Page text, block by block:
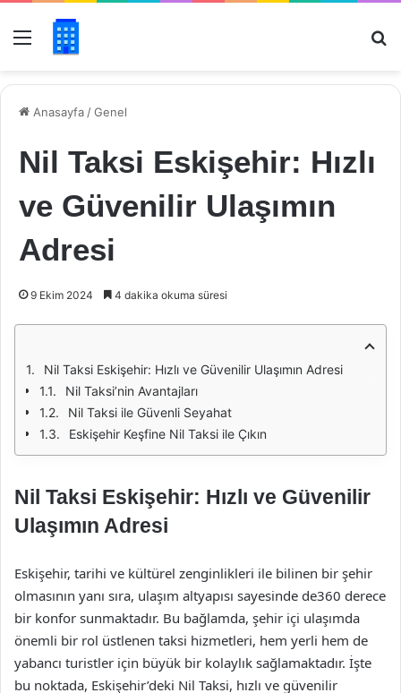
Menü
Anasayfa /Genel
Nil Taksi Eskişehir: Hızlı
ve Güvenilir Ulaşımın
Adresi
9 Ekim 2024 4 dakika okuma süresi
Nil Taksi Eskişehir: Hızlı ve Güvenilir Ulaşımın Adresi
Nil Taksi’nin Avantajları
Nil Taksi ile Güvenli Seyahat
Eskişehir Keşfine Nil Taksi ile Çıkın
Nil Taksi Eskişehir: Hızlı ve Güvenilir
Ulaşımın Adresi
Eskişehir, tarihi ve kültürel zenginlikleri ile bilinen bir şehir
olmasının yanı sıra, ulaşım altyapısı sayesinde de360 derece
bir konfor sunmaktadır. Bu bağlamda, şehir içi ulaşımda
önemli bir rol üstlenen taksi hizmetleri, hem yerli hem de
yabancı turistler için büyük bir kolaylık sağlamaktadır. İşte
bu noktada, Eskişehir’deki Nil Taksi, hızlı ve güvenilir